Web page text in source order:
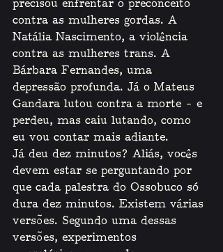
precisou enfrentar o preconceito
contra as mulheres gordas. A
Natália Nascimento, a violência
contra as mulheres trans. A
Bárbara Fernandes, uma
depressão profunda. Já o Mateus
Gandara lutou contra a morte – e
perdeu, mas caiu lutando, como
eu vou contar mais adiante.
Já deu dez minutos? Aliás, vocês
devem estar se perguntando por
que cada palestra do Ossobuco só
dura dez minutos. Existem várias
versões. Segundo uma dessas
versões, experimentos